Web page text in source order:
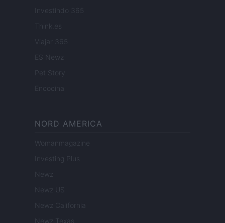
Investindo 365
Think.es
Viajar 365
ES Newz
Pet Story
Encocina
NORD AMERICA
Womanmagazine
Investing Plus
Newz
Newz US
Newz California
Newz Texas